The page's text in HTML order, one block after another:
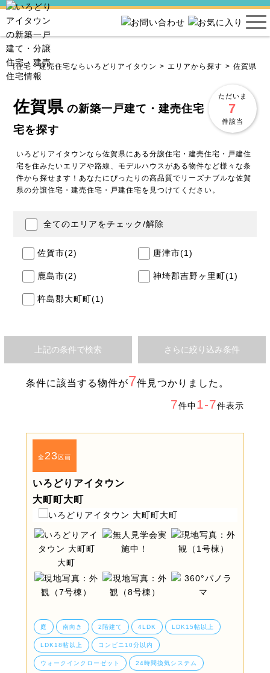
譲住宅・建売住宅ならいろどりアイタウン エリアから探す 佐賀県
佐賀県 の新築一戸建て・建売住宅・分譲住
宅を探す
ただいま
7
件該当
いろどりアイタウンなら佐賀県にある分譲住宅・建売住宅・戸建住
宅を住みたいエリアや路線、モデルハウスがある物件など様々な条
件から探せます！あなたにぴったりの高品質でリーズナブルな佐賀
県の分譲住宅・建売住宅・戸建住宅を見つけてください。
全てのエリアをチェック/解除
佐賀市(2) 唐津市(1)
鹿島市(2) 神埼郡吉野ヶ里町(1)
杵島郡大町町(1)
上記の条件で検索 さらに絞り込み条件
条件に該当する物件が7件見つかりました。
7件中1-7件表示
全23区画
いろどりアイタウン
大町町大町
庭 南向き 2階建て 4LDK LDK15帖以上
LDK18帖以上 コンビニ10分以内
ウォークインクローゼット 24時間換気システム